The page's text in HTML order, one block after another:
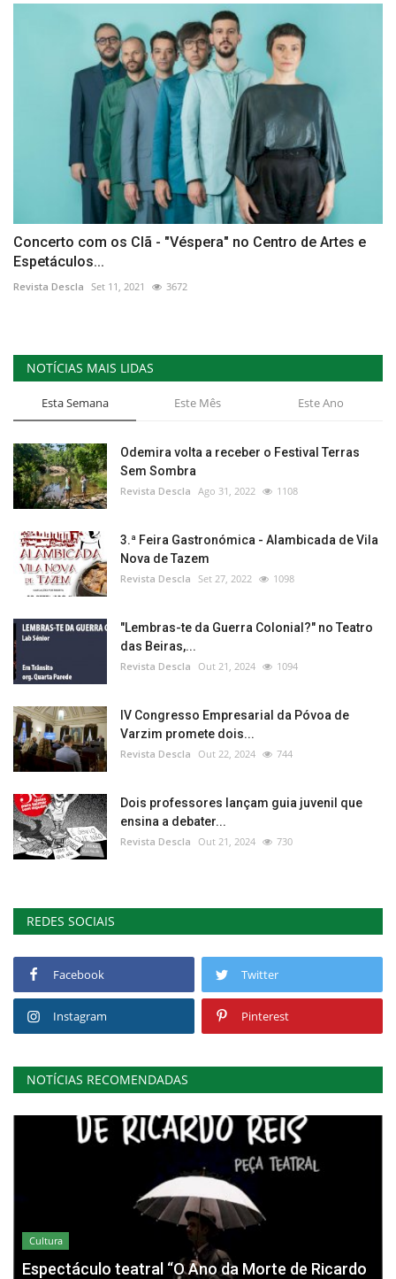
Concerto com os Clã - "Véspera" no Centro de Artes e
Espetáculos...
Revista Descla Set 11, 2021 3672
NOTÍCIAS MAIS LIDAS
Esta Semana Este Mês Este Ano
Odemira volta a receber o Festival Terras
Sem Sombra
Revista Descla Ago 31, 2022 1108
3.ª Feira Gastronómica - Alambicada de Vila
Nova de Tazem
Revista Descla Set 27, 2022 1098
"Lembras-te da Guerra Colonial?" no Teatro
das Beiras,...
Revista Descla Out 21, 2024 1094
IV Congresso Empresarial da Póvoa de
Varzim promete dois...
Revista Descla Out 22, 2024 744
Dois professores lançam guia juvenil que
ensina a debater...
Revista Descla Out 21, 2024 730
REDES SOCIAIS
Facebook Twitter
Instagram Pinterest
NOTÍCIAS RECOMENDADAS
Cultura
Espectáculo teatral “O Ano da Morte de Ricardo